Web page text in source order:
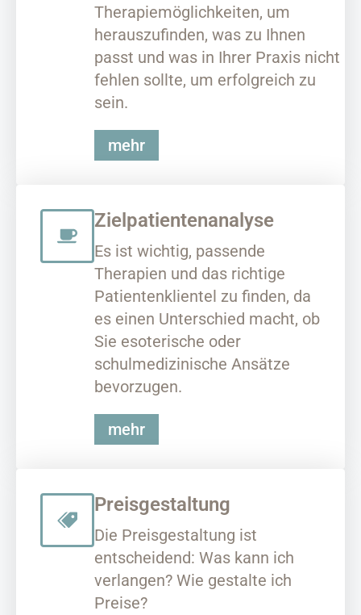
Therapiemöglichkeiten, um
herauszufinden, was zu Ihnen
passt und was in Ihrer Praxis nicht
fehlen sollte, um erfolgreich zu
sein.
mehr
Zielpatientenanalyse
Es ist wichtig, passende
Therapien und das richtige
Patientenklientel zu finden, da
es einen Unterschied macht, ob
Sie esoterische oder
schulmedizinische Ansätze
bevorzugen.
mehr
Preisgestaltung
Die Preisgestaltung ist
entscheidend: Was kann ich
verlangen? Wie gestalte ich
Preise?